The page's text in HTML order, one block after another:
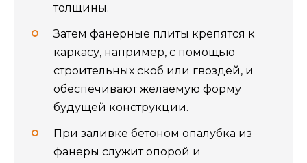
толщины.
Затем фанерные плиты крепятся к
каркасу, например, с помощью
строительных скоб или гвоздей, и
обеспечивают желаемую форму
будущей конструкции.
При заливке бетоном опалубка из
фанеры служит опорой и